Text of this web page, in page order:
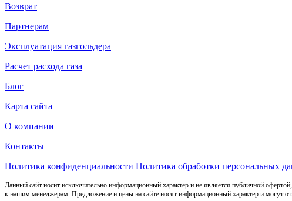
Возврат
Партнерам
Эксплуатация газгольдера
Расчет расхода газа
Блог
Карта сайта
О компании
Контакты
Политика конфиденциальности Политика обработки персональных
Данный сайт носит исключительно информационный характер и не является публичной
к нашим менеджерам. Предложение и цены на сайте носят информационный характер и могут